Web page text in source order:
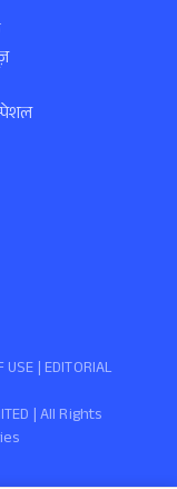
| All Rights
USE | EDITORIAL